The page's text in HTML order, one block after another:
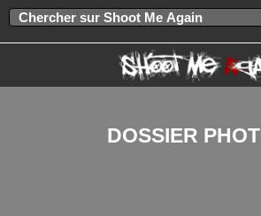
DOSSIER